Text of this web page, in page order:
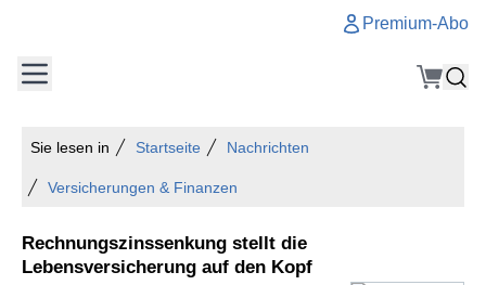
Premium-Abo
Sie lesen in Startseite Nachrichten
Versicherungen & Finanzen
Rechnungszinssenkung stellt die
Lebensversicherung auf den Kopf